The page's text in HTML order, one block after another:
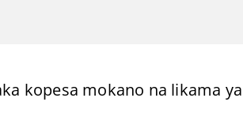
kopesa mokano na likama